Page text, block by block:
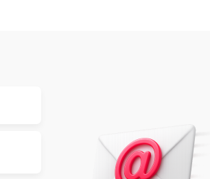
Apple Air Pods
идеальный выбор для тех, кто